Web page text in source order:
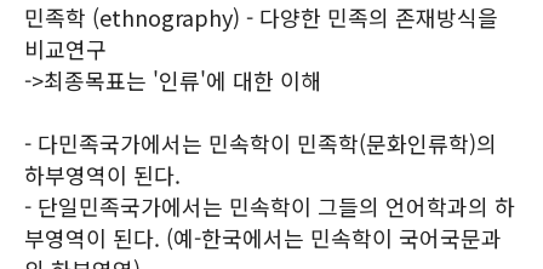
민족학 (ethnography) - 다양한 민족의 존재방식을
비교연구
->최종목표는 '인류'에 대한 이해
- 다민족국가에서는 민속학이 민족학(문화인류학)의
하부영역이 된다.
- 단일민족국가에서는 민속학이 그들의 언어학과의 하
부영역이 된다. (예-한국에서는 민속학이 국어국문과